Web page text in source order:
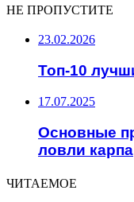
НЕ ПРОПУСТИТЕ
23.02.2026
Топ-10
17.07.2025
Основные
ловли карпа
ЧИТАЕМОЕ